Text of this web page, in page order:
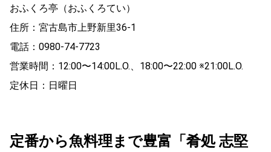
おふくろ亭（おふくろてい）
住所：宮古島市上野新里36-1
電話：0980-74-7723
営業時間：12:00〜14:00L.O.、18:00〜22:00 ※21:00L.O.
定休日：日曜日
定番から魚料理まで豊富「肴処 志堅